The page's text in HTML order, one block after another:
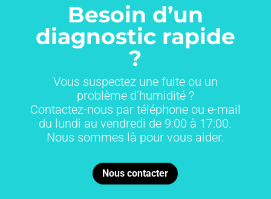
Besoin d’un
diagnostic rapide
?
Vous suspectez une fuite ou un
problème d’humidité ?
Contactez-nous par téléphone ou e-mail
du lundi au vendredi de 9:00 à 17:00.
Nous sommes là pour vous aider.
Nous contacter